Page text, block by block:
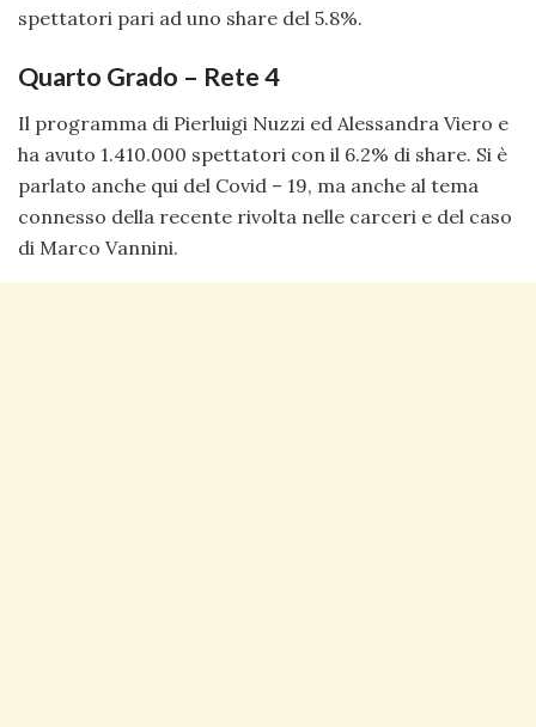
spettatori pari ad uno share del 5.8%.
Quarto Grado – Rete 4
Il programma di Pierluigi Nuzzi ed Alessandra Viero e
ha avuto 1.410.000 spettatori con il 6.2% di share. Si è
parlato anche qui del Covid – 19, ma anche al tema
connesso della recente rivolta nelle carceri e del caso
di Marco Vannini.